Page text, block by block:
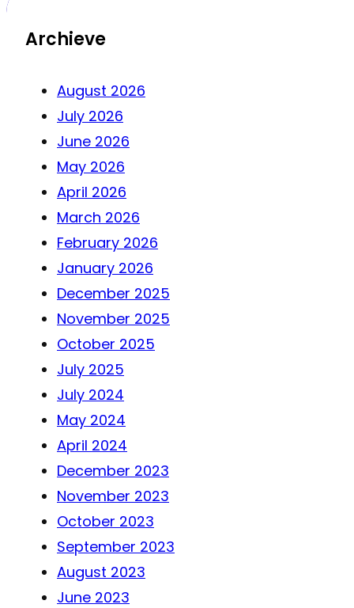
Archieve
August 2026
July 2026
June 2026
May 2026
April 2026
March 2026
February 2026
January 2026
December 2025
November 2025
October 2025
July 2025
July 2024
May 2024
April 2024
December 2023
November 2023
October 2023
September 2023
August 2023
June 2023